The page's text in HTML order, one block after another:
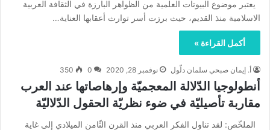
يعتبر موضوع البيوتات العلمية من الظواهر البارزة في الثقافة العربية
الاسلامية منذ القديم، حيث برزت أسر توارث أعقابها العناية…
أكمل القراءة »
أ. إيمان صبحي سلمان دلّول نوفمبر 28, 2020 0
350
أنطولوجيا الدّلالة المعجميّة وإرهاصاتها عند العرب
مقاربة تأصيليّة في ضوء نظريّة الحقول الدّلاليّة
الملخّص: لقد تناول الفكر العربي منذ القرن الثّامن الميلادي إلى غاية